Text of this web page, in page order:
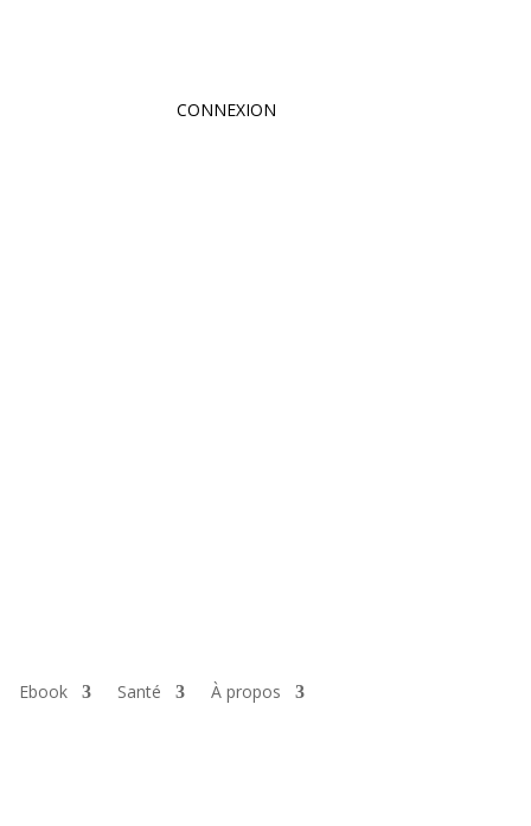
CONNEXION
Ebook Santé À propos